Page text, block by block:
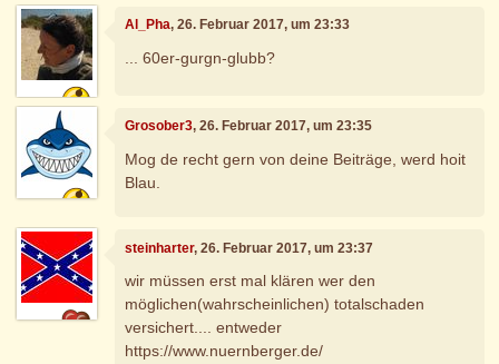
Al_Pha, 26. Februar 2017, um 23:33
... 60er-gurgn-glubb?
Grosober3, 26. Februar 2017, um 23:35
Mog de recht gern von deine Beiträge, werd hoit
Blau.
steinharter, 26. Februar 2017, um 23:37
wir müssen erst mal klären wer den
möglichen(wahrscheinlichen) totalschaden
versichert.... entweder
https://www.nuernberger.de/